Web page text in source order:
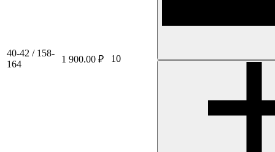
40-42 / 158-
164
1 900.00 ₽ 10